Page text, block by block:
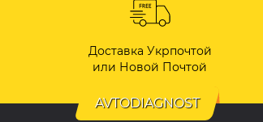
Доставка Укрпочтой
или Новой Почтой
AVTODIAGNOST